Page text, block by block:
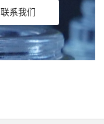
联系我们